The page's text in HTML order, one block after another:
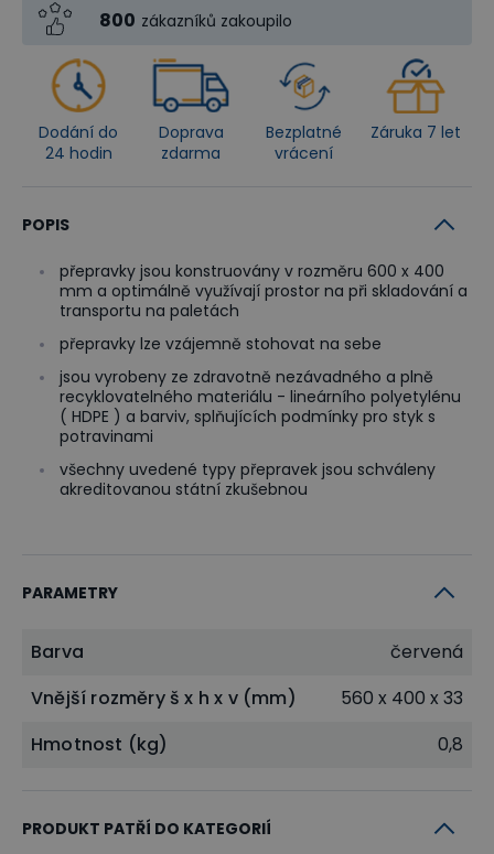
800 zákazníků zakoupilo
Dodání do
24 hodin
Doprava
zdarma
Bezplatné
vrácení
Záruka 7 let
POPIS
přepravky jsou konstruovány v rozměru 600 x 400
mm a optimálně využívají prostor na při skladování a
transportu na paletách
přepravky lze vzájemně stohovat na sebe
jsou vyrobeny ze zdravotně nezávadného a plně
recyklovatelného materiálu - lineárního polyetylénu
( HDPE ) a barviv, splňujících podmínky pro styk s
potravinami
všechny uvedené typy přepravek jsou schváleny
akreditovanou státní zkušebnou
PARAMETRY
Barva
červená
Vnější rozměry š x h x v (mm)
560 x 400 x 33
Hmotnost (kg)
0,8
PRODUKT PATŘÍ DO KATEGORIÍ